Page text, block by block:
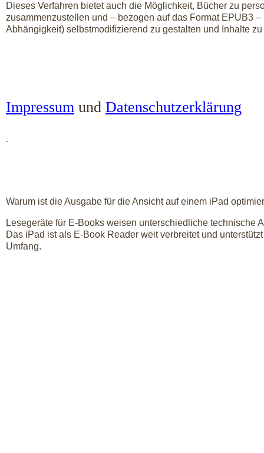
Dieses Verfahren bietet auch die Möglichkeit, Bücher zu
zusammenzustellen und – bezogen auf das Format EPUB3
Abhängigkeit) selbstmodifizierend zu gestalten und Inhalte
Impressum und Datenschutzerklärung
Warum ist die Ausgabe für die Ansicht auf einem iPad
Lesegeräte für E-Books weisen unterschiedliche technische
Das iPad ist als E-Book Reader weit verbreitet und
Umfang.